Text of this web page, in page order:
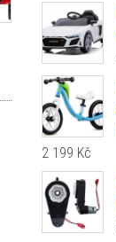
2 199 Kč